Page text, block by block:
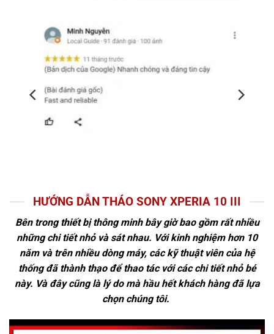
HƯỚNG DẪN THÁO SONY XPERIA 10 III
Bên trong thiết bị thông minh bây giờ bao gồm rất nhiều
những chi tiết nhỏ và sát nhau. Với kinh nghiệm hơn 10
năm và trên nhiều dòng máy, các kỹ thuật viên của hệ
thống đã thành thạo để thao tác với các chi tiết nhỏ bé
này. Và đây cũng là lý do mà hầu hết khách hàng đã lựa
chọn chúng tôi.